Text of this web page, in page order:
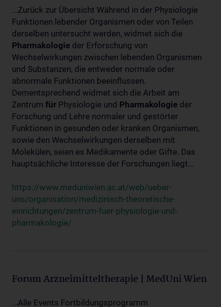
...Zurück zur Übersicht Während in der Physiologie
Funktionen lebender Organismen oder von Teilen
derselben untersucht werden, widmet sich die
Pharmakologie der Erforschung von
Wechselwirkungen zwischen lebenden Organismen
und Substanzen, die entweder normale oder
abnormale Funktionen beeinflussen.
Dementsprechend widmet sich die Arbeit am
Zentrum für Physiologie und Pharmakologie der
Forschung und Lehre normaler und gestörter
Funktionen in gesunden oder kranken Organismen,
sowie den Wechselwirkungen derselben mit
Molekülen, seien es Medikamente oder Gifte. Das
hauptsächliche Interesse der Forschungen liegt...
https://www.meduniwien.ac.at/web/ueber-
uns/organisation/medizinisch-theoretische-
einrichtungen/zentrum-fuer-physiologie-und-
pharmakologie/
Forum Arzneimitteltherapie | MedUni Wien
...Alle Events Fortbildungsprogramm